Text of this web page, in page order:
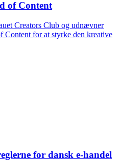
of Content
Creators Club og udnævner
for at styrke den kreative
for dansk e-handel